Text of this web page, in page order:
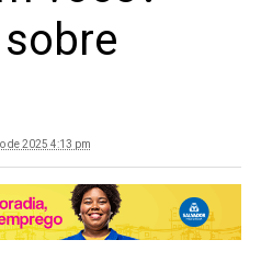
de 2025 4:13 pm